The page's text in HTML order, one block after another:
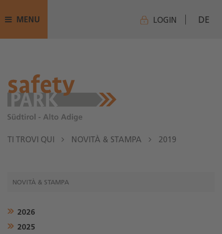
MENU LOGIN DE
TI TROVI QUI NOVITÀ & STAMPA 2019
NOVITÀ & STAMPA
2026
2025